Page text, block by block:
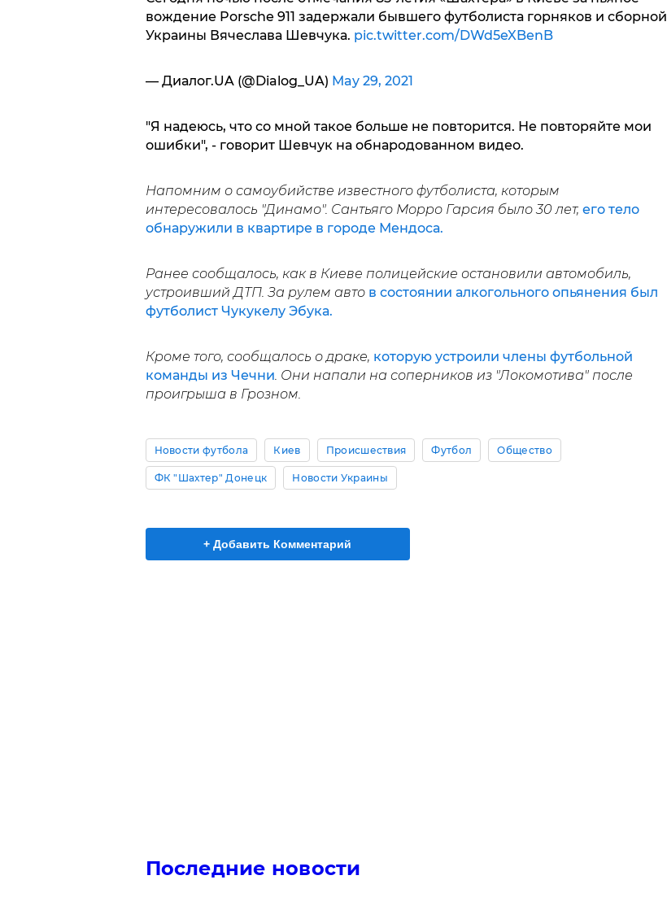
вождение Porsche 911 задержали бывшего футболиста горняков и сборной
Украины Вячеслава Шевчука. pic.twitter.com/DWd5eXBenB
— Диалог.UA (@Dialog_UA) May 29, 2021
"Я надеюсь, что со мной такое больше не повторится. Не повторяйте мои
ошибки", - говорит Шевчук на обнародованном видео.
Напомним о самоубийстве известного футболиста, которым
интересовалось "Динамо". Сантьяго Морро Гарсия было 30 лет, его тело
обнаружили в квартире в городе Мендоса.
Ранее сообщалось, как в Киеве полицейские остановили автомобиль,
устроивший ДТП. За рулем авто в состоянии алкогольного опьянения был
футболист Чукукелу Эбука.
Кроме того, сообщалось о драке, которую устроили члены футбольной
команды из Чечни. Они напали на соперников из "Локомотива" после
проигрыша в Грозном.
Новости футбола Киев Происшествия Футбол Общество
ФК "Шахтер" Донецк Новости Украины
+ Добавить Комментарий
Последние новости